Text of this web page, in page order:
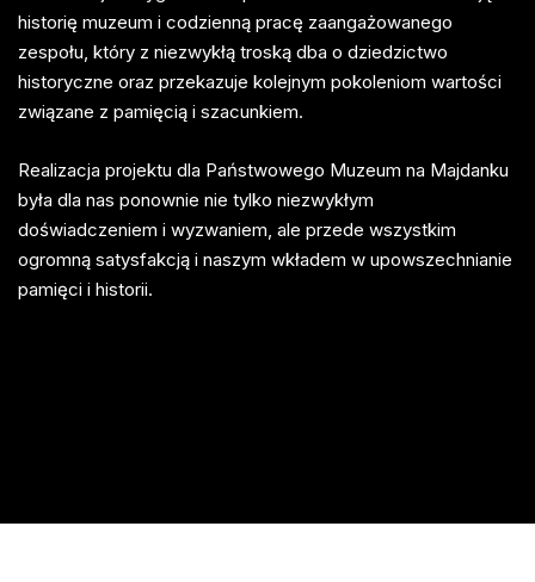
historię muzeum i codzienną pracę zaangażowanego
zespołu, który z niezwykłą troską dba o dziedzictwo
historyczne oraz przekazuje kolejnym pokoleniom wartości
związane z pamięcią i szacunkiem.
Realizacja projektu dla Państwowego Muzeum na Majdanku
była dla nas ponownie nie tylko niezwykłym
doświadczeniem i wyzwaniem, ale przede wszystkim
ogromną satysfakcją i naszym wkładem w upowszechnianie
pamięci i historii.